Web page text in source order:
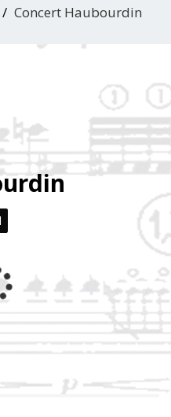
Concert Haubourdin